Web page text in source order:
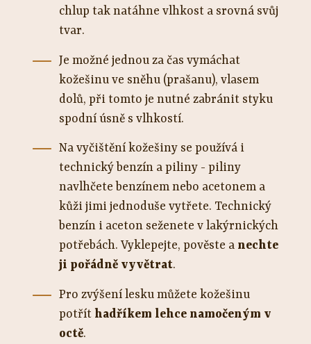
chlup tak natáhne vlhkost a srovná svůj
tvar.
Je možné jednou za čas vymáchat
kožešinu ve sněhu (prašanu), vlasem
dolů, při tomto je nutné zabránit styku
spodní úsně s vlhkostí.
Na vyčištění kožešiny se používá i
technický benzín a piliny - piliny
navlhčete benzínem nebo acetonem a
kůži jimi jednoduše vytřete. Technický
benzín i aceton seženete v lakýrnických
potřebách. Vyklepejte, pověste a nechte
ji pořádně vyvětrat.
Pro zvýšení lesku můžete kožešinu
potřít hadříkem lehce namočeným v
octě.